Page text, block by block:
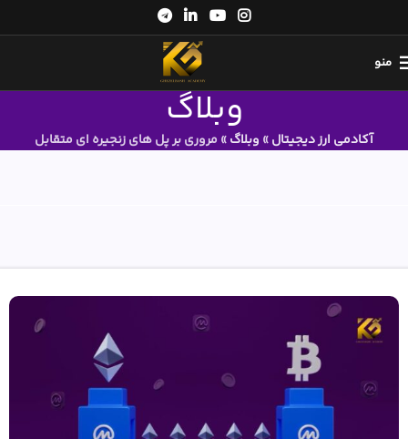
منو
وبلاگ
آکادمی ارز دیجیتال» وبلاگ» مروری بر پل های زنجیره ای متقابل